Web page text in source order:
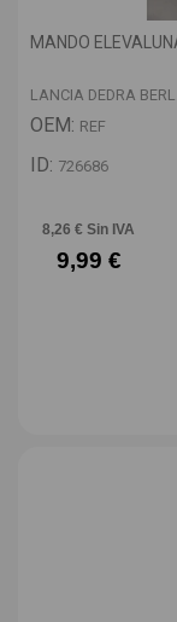
MANDO
LANCIA DEDRA
OEM: REF
ID: 726686
8,26 € Sin IVA
9,99 €